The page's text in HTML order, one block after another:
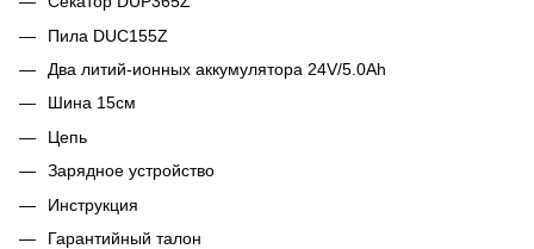
Пила DUC155Z
Два литий-ионных аккумулятора 24V/5.0Ah
Шина 15см
Цепь
Зарядное устройство
Инструкция
Гарантийный талон